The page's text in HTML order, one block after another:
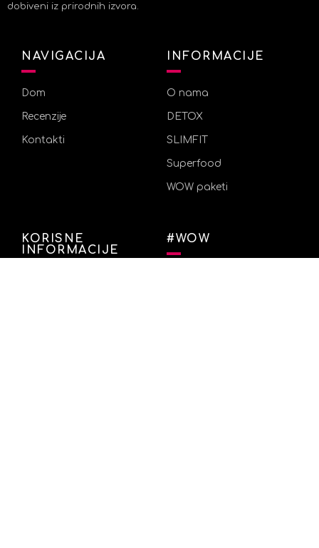
dobiveni iz prirodnih izvora.
NAVIGACIJA
Dom
Recenzije
Kontakti
INFORMACIJE
O nama
DETOX
SLIMFIT
Superfood
WOW paketi
KORISNE
INFORMACIJE
#WOW